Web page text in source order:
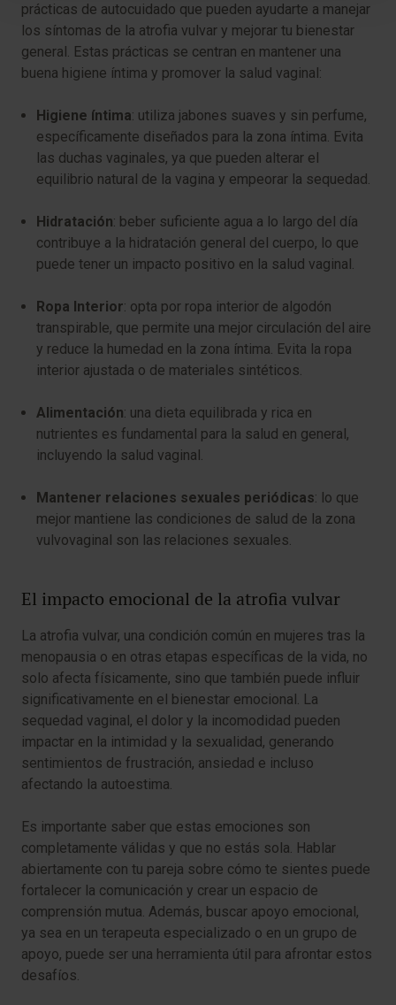
prácticas de autocuidado que pueden ayudarte a manejar
los síntomas de la atrofia vulvar y mejorar tu bienestar
general. Estas prácticas se centran en mantener una
buena higiene íntima y promover la salud vaginal:
Higiene íntima: utiliza jabones suaves y sin perfume,
específicamente diseñados para la zona íntima. Evita
las duchas vaginales, ya que pueden alterar el
equilibrio natural de la vagina y empeorar la sequedad.
Hidratación: beber suficiente agua a lo largo del día
contribuye a la hidratación general del cuerpo, lo que
puede tener un impacto positivo en la salud vaginal.
Ropa Interior: opta por ropa interior de algodón
transpirable, que permite una mejor circulación del aire
y reduce la humedad en la zona íntima. Evita la ropa
interior ajustada o de materiales sintéticos.
Alimentación: una dieta equilibrada y rica en
nutrientes es fundamental para la salud en general,
incluyendo la salud vaginal.
Mantener relaciones sexuales periódicas: lo que
mejor mantiene las condiciones de salud de la zona
vulvovaginal son las relaciones sexuales.
El impacto emocional de la atrofia vulvar
La atrofia vulvar, una condición común en mujeres tras la
menopausia o en otras etapas específicas de la vida, no
solo afecta físicamente, sino que también puede influir
significativamente en el bienestar emocional. La
sequedad vaginal, el dolor y la incomodidad pueden
impactar en la intimidad y la sexualidad, generando
sentimientos de frustración, ansiedad e incluso
afectando la autoestima.
Es importante saber que estas emociones son
completamente válidas y que no estás sola. Hablar
abiertamente con tu pareja sobre cómo te sientes puede
fortalecer la comunicación y crear un espacio de
comprensión mutua. Además, buscar apoyo emocional,
ya sea en un terapeuta especializado o en un grupo de
apoyo, puede ser una herramienta útil para afrontar estos
desafíos.